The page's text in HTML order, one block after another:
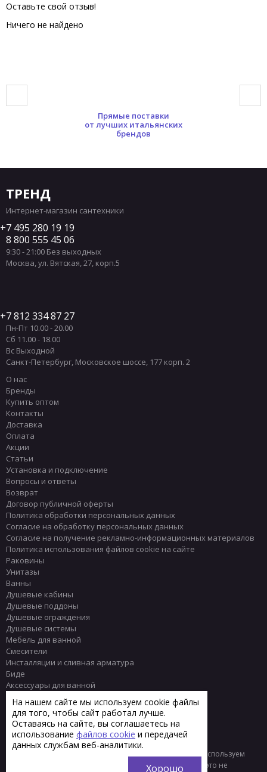
Оставьте свой отзыв!
Ничего не найдено
Прямые поставки
от лучших итальянских
брендов
ТРЕНД
Интернет-магазин сантехники
7 495 280 19 19
8 800 555 45 06
9:30 - 21:00 Без выходных
Москва,ул. Вятская, 27, корп.5
7 812 334 87 27
Пн-Пт 10.00 - 20.00
Сб 11.00 - 18.00
Вс Выходной
Санкт-Петербург, Московское шоссе, 177 корп. 2
О нас
Бренды
Купить оптом
Контакты
Доставка
Оплата
Акции
Статьи
Установка и подключение
Вопросы и ответы
Возврат
Договор публичной оферты
Политика обработки персональных данных
Согласие на обработку персональных данных
Согласие на получение рекламно-информационных материалов
Политика использования файлов cookie на сайте
Раковины
Унитазы
Ванны
Душевые кабины
Душевые поддоны
Душевые ограждения
Душевые системы
Мебель для ванной
Смесители
Инсталляции и сливная арматура
Биде
Аксессуары для ванной
Полотенцесушители
Комплектующие
Плитка
© 2013 - 2026 Интернет-магазин сантехники Тренд
Мы используем
файлы «cookie» для функционирования сайта. Если вас это не
На нашем сайте мы используем cookie файлы
для того, чтобы сайт работал лучше.
Оставаясь на сайте, вы соглашаетесь на
использование файлов cookie и передачей
данных службам веб-аналитики.
Хорошо